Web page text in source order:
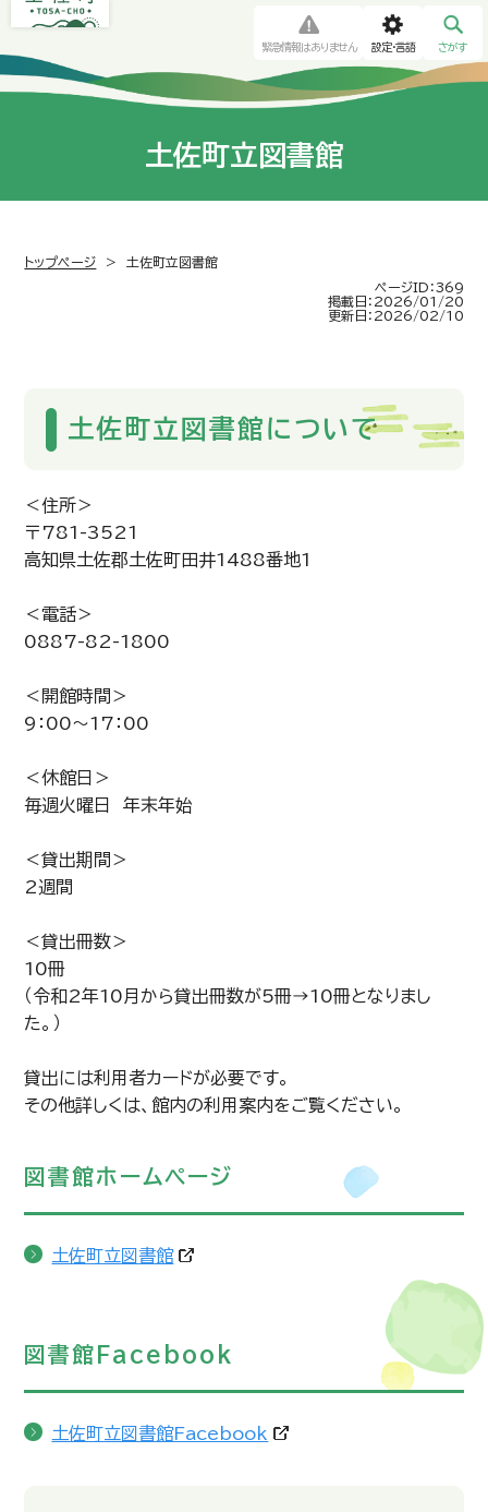
緊急情報はありません 設定・言語 さがす
土佐町立図書館
トップページ >
土佐町立図書館
ページID：369
掲載日：2026/01/20
更新日：2026/02/10
土佐町立図書館について
＜住所＞
〒781-3521
高知県土佐郡土佐町田井1488番地1
＜電話＞
0887-82-1800
＜開館時間＞
9：00～17：00
＜休館日＞
毎週火曜日 年末年始
＜貸出期間＞
2週間
＜貸出冊数＞
10冊
（令和2年10月から貸出冊数が5冊→10冊となりまし
た。）
貸出には利用者カードが必要です。
その他詳しくは、館内の利用案内をご覧ください。
図書館ホームページ
土佐町立図書館
図書館Facebook
土佐町立図書館Facebook